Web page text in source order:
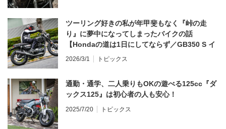
ツーリング好きの私が年甲斐もなく『峠の走
り』に夢中になってしまったバイクの話
【Hondaの道は1日にしてならず／GB350 S イ
ンプレ・レビュー 前編】
2026/3/1 トピックス
通勤・通学、二人乗りもOKの遊べる125cc『ダ
ックス125』は初心者の人も安心！
2025/7/20 トピックス